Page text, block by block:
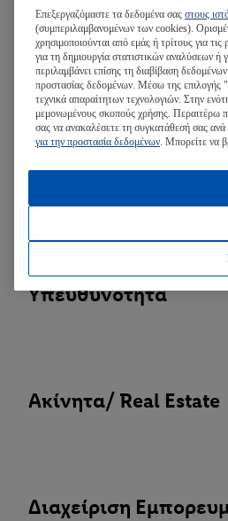
Ποιοτικός Έλεγχος
Επικοινωνία και
Υπευθυνότητα
Ακίνητα/ Real Estate
Διαχείριση
Επεξεργαζόμαστε τα δεδομένα σας στους
(συμπεριλαμβανομένων των cookies).
χρησιμοποιούνται από εμάς ή τρίτους για
για τη δημιουργία στατιστικών αναλύσεων ή
περιλαμβάνει επίσης τη διαβίβαση
προστασίας δεδομένων. Μέσω της επιλογής
τεχνικά απαραίτητων τεχνολογιών. Στην
μεμονωμένους σκοπούς χρήσης. Περαιτέρω
σας να ανακαλέσετε τη συγκατάθεσή σας ανά
για την προστασία δεδομένων. Μπορείτε να